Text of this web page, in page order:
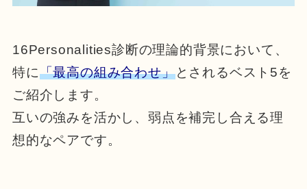
16Personalities診断の理論的背景において、
特に「最高の組み合わせ」とされるベスト5を
ご紹介します。
互いの強みを活かし、弱点を補完し合える理
想的なペアです。